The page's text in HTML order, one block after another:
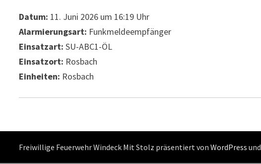
Datum: 11. Juni 2026 um 16:19 Uhr
Alarmierungsart: Funkmeldeempfänger
Einsatzart: SU-ABC1-ÖL
Einsatzort: Rosbach
Einheiten: Rosbach
Freiwillige Feuerwehr Windeck Mit Stolz präsentiert vonWordPress und